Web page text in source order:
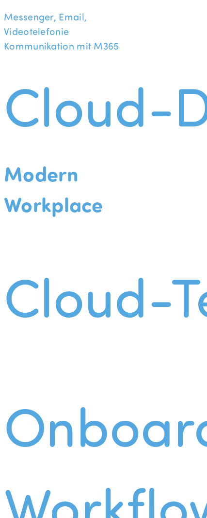
Messenger, Email,
Videotelefonie
Kommunikation mit M365
Cloud-
Modern
Workplace
Cloud-